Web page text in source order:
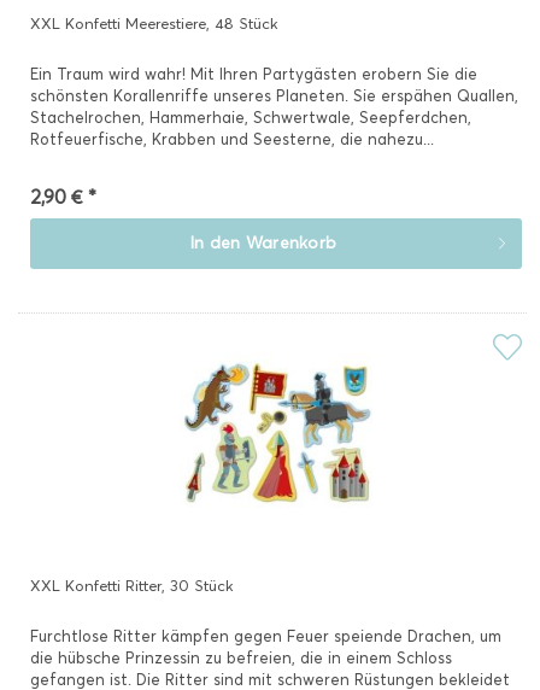
XXL Konfetti Meerestiere, 48 Stück
Ein Traum wird wahr! Mit Ihren Partygästen erobern Sie die
schönsten Korallenriffe unseres Planeten. Sie erspähen Quallen,
Stachelrochen, Hammerhaie, Schwertwale, Seepferdchen,
Rotfeuerfische, Krabben und Seesterne, die nahezu...
2,90 € *
In den Warenkorb
XXL Konfetti Ritter, 30 Stück
Furchtlose Ritter kämpfen gegen Feuer speiende Drachen, um
die hübsche Prinzessin zu befreien, die in einem Schloss
gefangen ist. Die Ritter sind mit schweren Rüstungen bekleidet